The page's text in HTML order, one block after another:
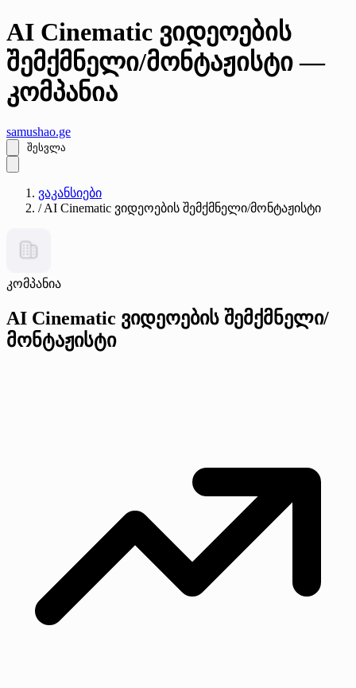
AI Cinematic ვიდეოების
შემქმნელი/მონტაჟისტი —
კომპანია
samushao.ge
შესვლა
ვაკანსიები
/ AI Cinematic ვიდეოების შემქმნელი/მონტაჟისტი
კომპანია
AI Cinematic ვიდეოების შემქმნელი/
მონტაჟისტი